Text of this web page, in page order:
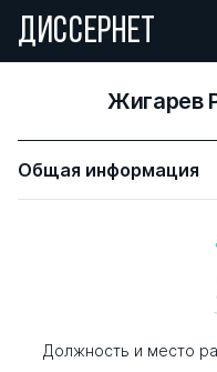
ДИССЕРНЕТ
Жигарев
Общая информация
Должность и место